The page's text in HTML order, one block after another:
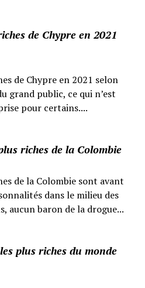
de Chypre en 2021
de Chypre en 2021 selon
grand public, ce qui n’est
pour certains....
riches de la Colombie
de la Colombie sont avant
dans le milieu des
aucun baron de la drogue...
plus riches du monde